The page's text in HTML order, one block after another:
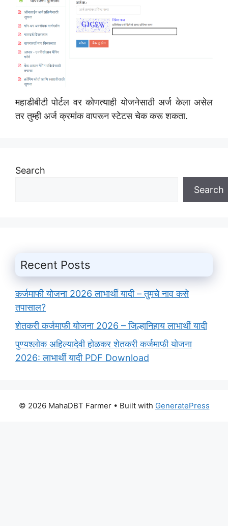
महाडीबीटी पोर्टल वर कोणत्याही योजनेसाठी अर्ज केला असेल
तर तुम्ही अर्ज क्रमांक वापरून स्टेटस चेक करू शकता.
Search
Search
Recent Posts
कर्जमाफी योजना 2026 लाभार्थी यादी – तुमचे नाव कसे
तपासाल?
शेतकरी कर्जमाफी योजना 2026 – जिल्हानिहाय लाभार्थी यादी
पुण्यश्लोक अहिल्यादेवी होळकर शेतकरी कर्जमाफी योजना
2026: लाभार्थी यादी PDF Download
© 2026 MahaDBT Farmer• Built with GeneratePress